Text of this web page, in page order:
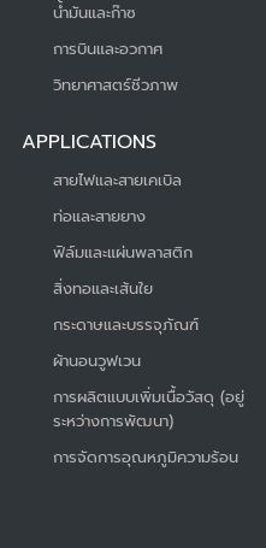
น้ำมันและก๊าซ
การบินและอวกาศ
วิทยาศาสตร์ชีวภาพ
APPLICATIONS
สายไฟและสายเคเบิล
ท่อและสายยาง
ฟิล์มและแผ่นพลาสติก
สิ่งทอและเส้นใย
กระดาษและบรรจุภัณฑ์
ผ้านอนวูฟเวน
การผลิตแบบเพิ่มเนื้อวัสดุ (อยู่
ระหว่างการพัฒนา)
การจัดการอุณหภูมิความร้อน